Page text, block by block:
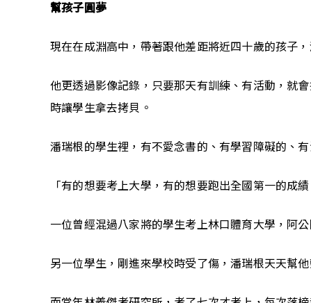
幫孩子圓夢
現在在成淵高中，帶著跟他差距將近四十歲的孩子
他更透過影像記錄，只要那天有訓練、有活動，就
時讓學生拿去拷貝。
潘瑞根的學生裡，有不愛念書的、有學習障礙的、
「有的想要考上大學，有的想要跑出全國第一的成
一位曾經混過八家將的學生考上林口體育大學，阿公
另一位學生，剛進來學校時受了傷，潘瑞根天天幫